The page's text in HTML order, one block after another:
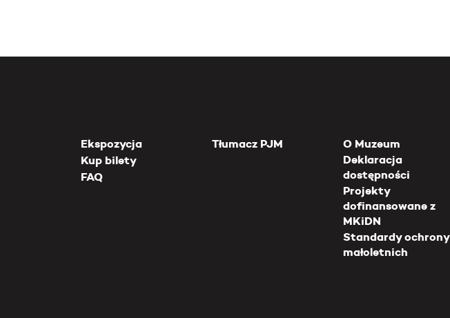
Ekspozycja
Kup bilety
FAQ
Tłumacz PJM
O Muzeum
Deklaracja
dostępności
Projekty
dofinansowane z
MKiDN
Standardy ochrony
małoletnich